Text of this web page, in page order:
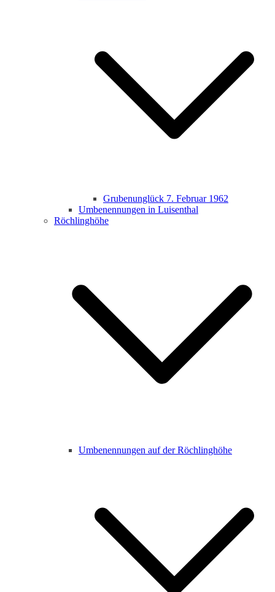
Grubenunglück 7. Februar 1962
Umbenennungen in Luisenthal
Röchlinghöhe
Umbenennungen auf der Röchlinghöhe